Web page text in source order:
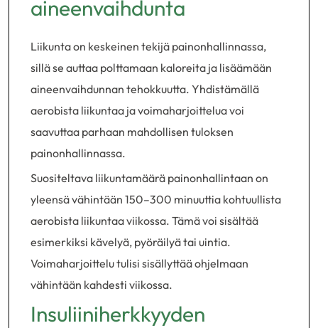
aineenvaihdunta
Liikunta on keskeinen tekijä painonhallinnassa,
sillä se auttaa polttamaan kaloreita ja lisäämään
aineenvaihdunnan tehokkuutta. Yhdistämällä
aerobista liikuntaa ja voimaharjoittelua voi
saavuttaa parhaan mahdollisen tuloksen
painonhallinnassa.
Suositeltava liikuntamäärä painonhallintaan on
yleensä vähintään 150–300 minuuttia kohtuullista
aerobista liikuntaa viikossa. Tämä voi sisältää
esimerkiksi kävelyä, pyöräilyä tai uintia.
Voimaharjoittelu tulisi sisällyttää ohjelmaan
vähintään kahdesti viikossa.
Insuliiniherkkyyden